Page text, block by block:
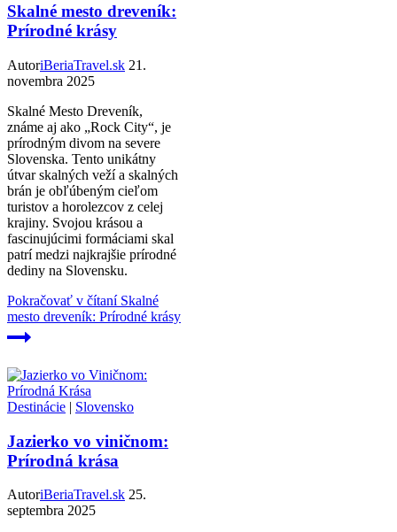
Skalné mesto dreveník:
Prírodné krásy
AutoriBeriaTravel.sk 21.
novembra 2025
Skalné Mesto Dreveník,
známe aj ako „Rock City“, je
prírodným divom na severe
Slovenska. Tento unikátny
útvar skalných veží a skalných
brán je obľúbeným cieľom
turistov a horolezcov z celej
krajiny. Svojou krásou a
fascinujúcimi formáciami skal
patrí medzi najkrajšie prírodné
dediny na Slovensku.
Pokračovať v čítaníSkalné
mesto dreveník: Prírodné krásy
Destinácie | Slovensko
Jazierko vo viničnom:
Prírodná krása
AutoriBeriaTravel.sk 25.
septembra 2025